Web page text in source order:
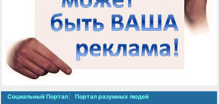
Социальный Портал Портал разумных людей